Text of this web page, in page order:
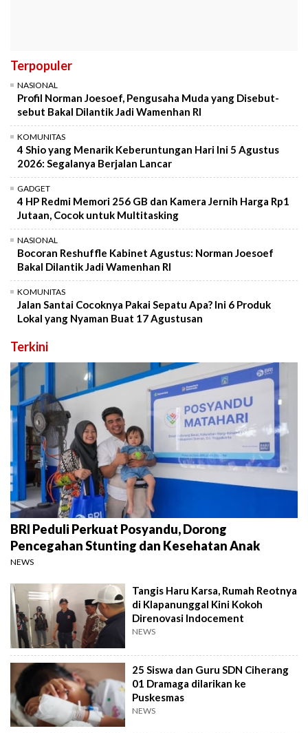
Terpopuler
NASIONAL
Profil Norman Joesoef, Pengusaha Muda yang Disebut-
sebut Bakal Dilantik Jadi Wamenhan RI
KOMUNITAS
4 Shio yang Menarik Keberuntungan Hari Ini 5 Agustus
2026: Segalanya Berjalan Lancar
GADGET
4 HP Redmi Memori 256 GB dan Kamera Jernih Harga Rp1
Jutaan, Cocok untuk Multitasking
NASIONAL
Bocoran Reshuffle Kabinet Agustus: Norman Joesoef
Bakal Dilantik Jadi Wamenhan RI
KOMUNITAS
Jalan Santai Cocoknya Pakai Sepatu Apa? Ini 6 Produk
Lokal yang Nyaman Buat 17 Agustusan
Terkini
BRI Peduli Perkuat Posyandu, Dorong
Pencegahan Stunting dan Kesehatan Anak
NEWS
Tangis Haru Karsa, Rumah Reotnya
di Klapanunggal Kini Kokoh
Direnovasi Indocement
NEWS
25 Siswa dan Guru SDN Ciherang
01 Dramaga dilarikan ke
Puskesmas
NEWS